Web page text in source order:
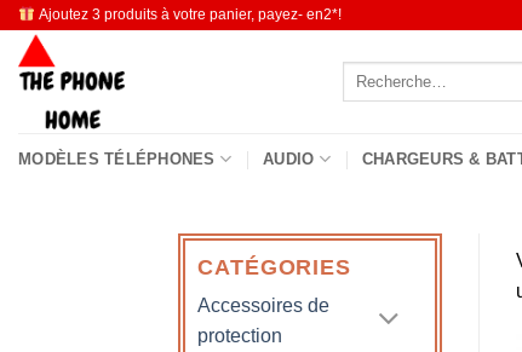
Passer
contenu
Ajoutez 3 produits à votre panier, payez- en2*!
Recherche
MODÈLES TÉLÉPHONES AUDIO CHARGEURS &
CATÉGORIES
Accessoires de
protection